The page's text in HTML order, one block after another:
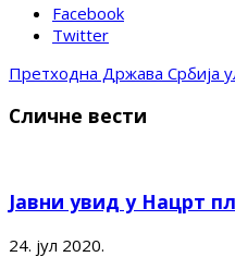
Facebook
Twitter
Претходна Држава Србија
Сличне вести
Јавни увид у Нацрт
24. јул 2020.